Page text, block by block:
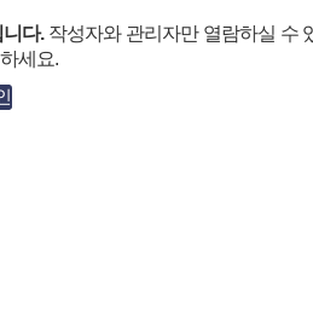
다.작성자와 관리자만 열람하실 수
세요.